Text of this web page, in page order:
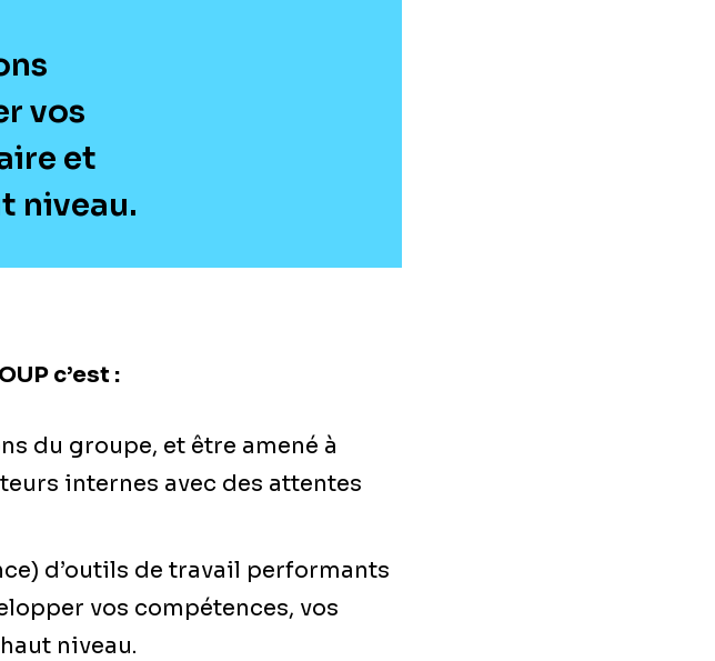
vos
et
niveau.
c’est :
du groupe, et être amené à
internes avec des attentes
d’outils de travail performants
vos compétences, vos
niveau.